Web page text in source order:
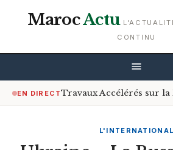
MarocActu
CONTINU
EN DIRECT
L'INTERNATIONAL